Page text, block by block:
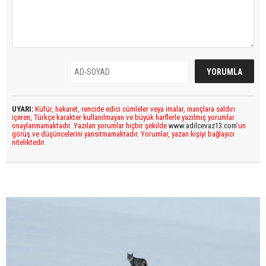
UYARI: Küfür, hakaret, rencide edici cümleler veya imalar, inançlara saldırı
içeren, Türkçe karakter kullanılmayan ve büyük harflerle yazılmış yorumlar
onaylanmamaktadır. Yazılan yorumlar hiçbir şekilde www.adilcevaz13.com’un
görüş ve düşüncelerini yansıtmamaktadır. Yorumlar, yazan kişiyi bağlayıcı
niteliktedir.